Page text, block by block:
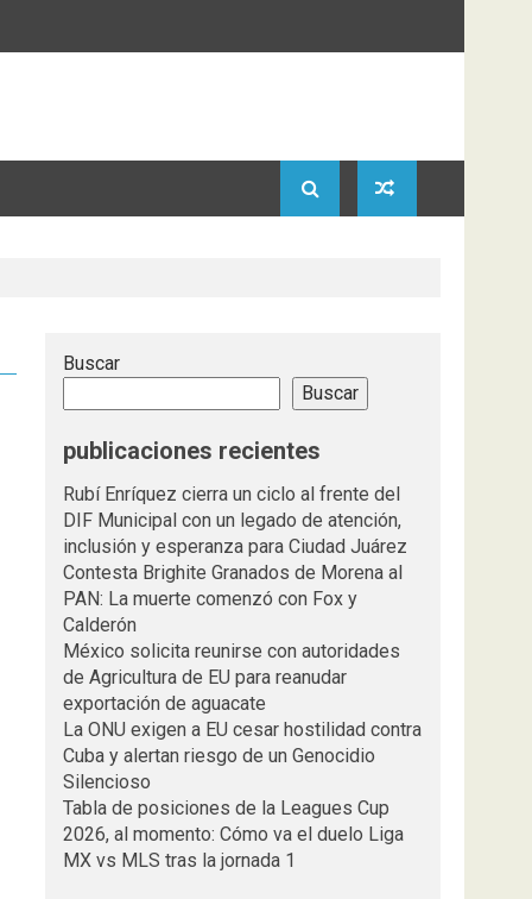
Buscar
Buscar
publicaciones recientes
Rubí Enríquez cierra un ciclo al frente del
DIF Municipal con un legado de atención,
inclusión y esperanza para Ciudad Juárez
Contesta Brighite Granados de Morena al
PAN: La muerte comenzó con Fox y
Calderón
México solicita reunirse con autoridades
de Agricultura de EU para reanudar
exportación de aguacate
La ONU exigen a EU cesar hostilidad contra
Cuba y alertan riesgo de un Genocidio
Silencioso
Tabla de posiciones de la Leagues Cup
2026, al momento: Cómo va el duelo Liga
MX vs MLS tras la jornada 1